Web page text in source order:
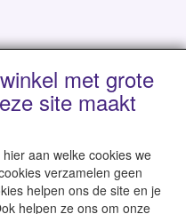
€ 95 gratis verzending
met grote
site maakt
aan welke cookies we
verzamelen geen
helpen ons de site en je
helpen ze ons om onze